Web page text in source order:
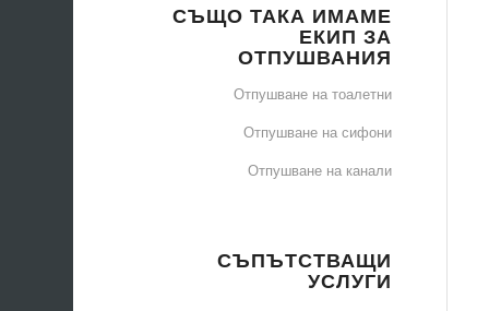
СЪЩО ТАКА ИМАМЕ
ЕКИП ЗА
ОТПУШВАНИЯ
Отпушване на тоалетни
Отпушване на сифони
Отпушване на канали
СЪПЪТСТВАЩИ
УСЛУГИ